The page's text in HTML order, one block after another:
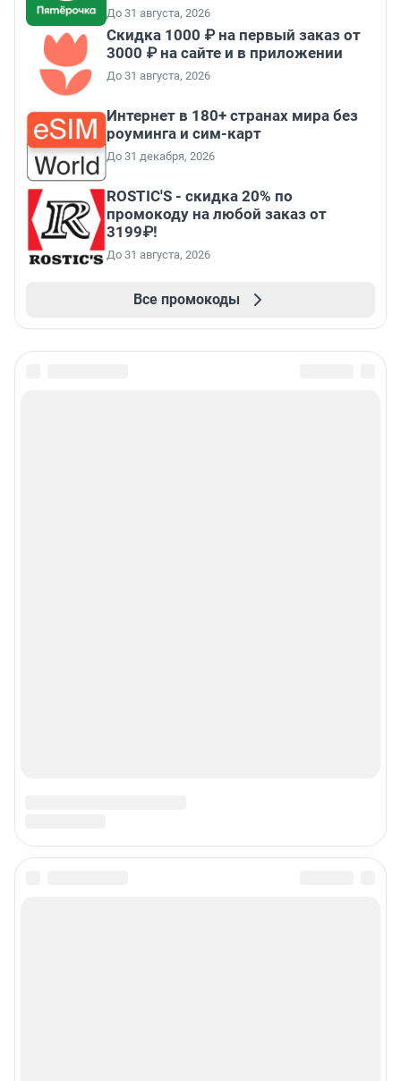
До 31 августа, 2026
Скидка 1000 ₽ на первый заказ от
3000 ₽ на сайте и в приложении
До 31 августа, 2026
Интернет в 180+ странах мира без
роуминга и сим-карт
До 31 декабря, 2026
ROSTIC'S - скидка 20% по
промокоду на любой заказ от
3199₽!
До 31 августа, 2026
Все промокоды